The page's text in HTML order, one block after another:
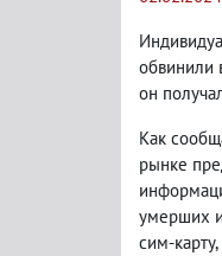
обвинили
он
Как
рынке
умерших
сим-карту,